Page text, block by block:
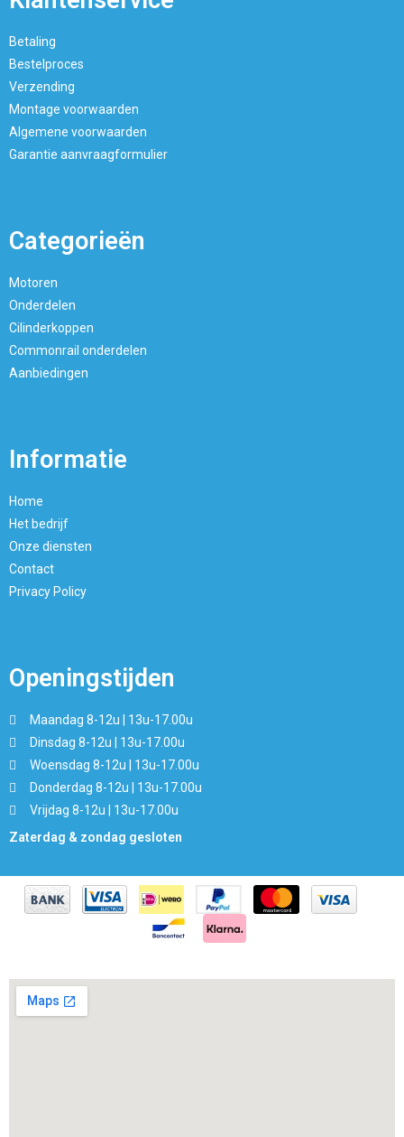
Betaling
Bestelproces
Verzending
Montage voorwaarden
Algemene voorwaarden
Garantie aanvraagformulier
Categorieën
Motoren
Onderdelen
Cilinderkoppen
Commonrail onderdelen
Aanbiedingen
Informatie
Home
Het bedrijf
Onze diensten
Contact
Privacy Policy
Openingstijden
Maandag 8-12u | 13u-17.00u
Dinsdag 8-12u | 13u-17.00u
Woensdag 8-12u | 13u-17.00u
Donderdag 8-12u | 13u-17.00u
Vrijdag 8-12u | 13u-17.00u
Zaterdag & zondag gesloten